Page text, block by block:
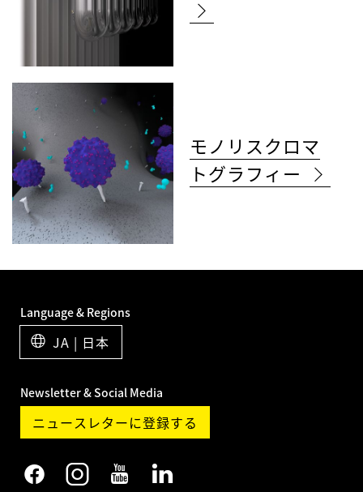
モノリスクロマ
トグラフィー
Language & Regions
JA | 日本
Newsletter & Social Media
ニュースレターに登録する